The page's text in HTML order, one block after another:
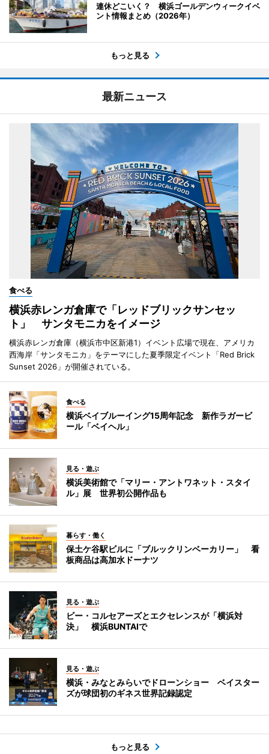
連休どこいく？ 横浜ゴールデンウィークイベ
ント情報まとめ（2026年）
もっと見る
最新ニュース
食べる
横浜赤レンガ倉庫で「レッドブリックサンセッ
ト」 サンタモニカをイメージ
横浜赤レンガ倉庫（横浜市中区新港1）イベント広場で現在、アメリカ
西海岸「サンタモニカ」をテーマにした夏季限定イベント「Red Brick
Sunset 2026」が開催されている。
食べる
横浜ベイブルーイング15周年記念 新作ラガービ
ール「ベイヘル」
見る・遊ぶ
横浜美術館で「マリー・アントワネット・スタイ
ル」展 世界初公開作品も
暮らす・働く
保土ケ谷駅ビルに「ブルックリンベーカリー」 看
板商品は高加水ドーナツ
見る・遊ぶ
ビー・コルセアーズとエクセレンスが「横浜対
決」 横浜BUNTAIで
見る・遊ぶ
横浜・みなとみらいでドローンショー ベイスター
ズが球団初のギネス世界記録認定
もっと見る